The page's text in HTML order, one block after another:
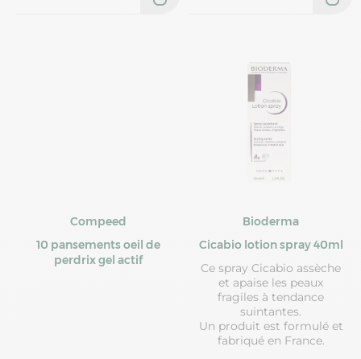
Compeed
10 pansements oeil de
perdrix gel actif
Bioderma
Cicabio lotion spray 40ml
Ce spray Cicabio assèche
et apaise les peaux
fragiles à tendance
suintantes.
Un produit est formulé et
fabriqué en France.